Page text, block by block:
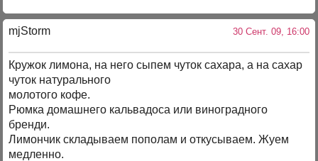
mjStоrm 30 Сент. 09, 16:00
Кружок лимона, на него сыпем чуток сахара, а на сахар
чуток натурального
молотого кофе.
Рюмка домашнего кальвадоса или виноградного
бренди.
Лимончик складываем пополам и откусываем. Жуем
медленно.